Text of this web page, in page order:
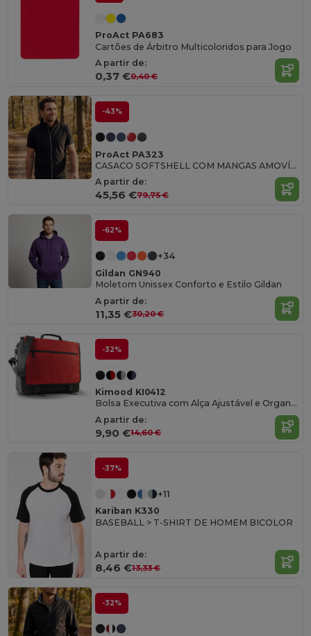
ProAct PA683
Cartões de Árbitro Multicoloridos para Jogo
A partir de:
0,37 €0,40 €
-43%
ProAct PA323
CASACO SOFTSHELL COM MANGAS AMOVÍVEIS
A partir de:
45,56 €79,75 €
-62%
+34
Gildan GN940
Moletom Unissex Conforto e Estilo Gildan
A partir de:
11,35 €30,20 €
-32%
Kimood KI0412
Bolsa Executiva com Alça Ajustável e Organizador
A partir de:
9,90 €14,60 €
-37%
+11
Kariban K330
BASEBALL > T-SHIRT DE HOMEM BICOLOR
A partir de:
8,46 €13,33 €
-32%